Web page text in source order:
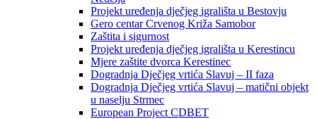
Projekt uređenja dječjeg igrališta u Bestovju
Gero centar Crvenog Križa Samobor
Zaštita i sigurnost
Projekt uređenja dječjeg igrališta u Kerestincu
Mjere zaštite dvorca Kerestinec
Dogradnja Dječjeg vrtića Slavuj – II faza
Dogradnja Dječjeg vrtića Slavuj – matični objekt
u naselju Strmec
European Project CDBET